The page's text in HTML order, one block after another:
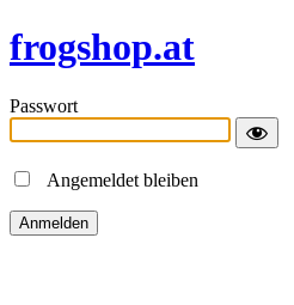
frogshop.at
Passwort
Angemeldet bleiben